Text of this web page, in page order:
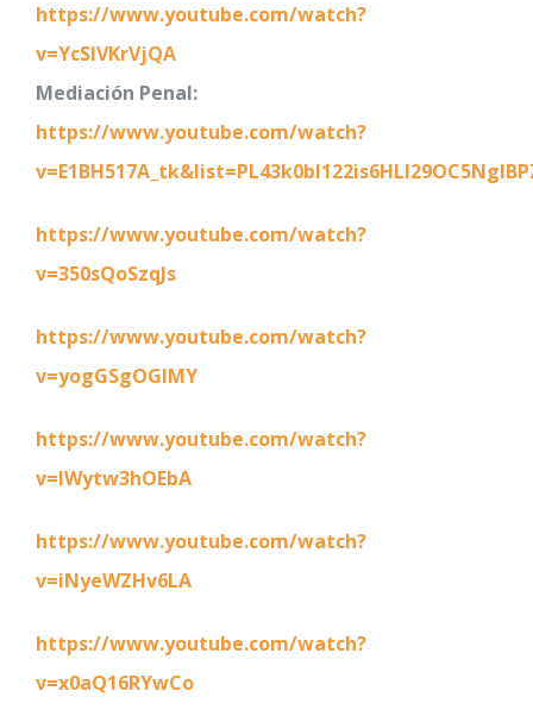
https://www.youtube.com/watch?
v=YcSlVKrVjQA
Mediación Penal:
https://www.youtube.com/watch?
https://www.youtube.com/watch?
v=350sQoSzqJs
https://www.youtube.com/watch?
v=yogGSgOGIMY
https://www.youtube.com/watch?
v=IWytw3hOEbA
https://www.youtube.com/watch?
v=iNyeWZHv6LA
https://www.youtube.com/watch?
v=x0aQ16RYwCo